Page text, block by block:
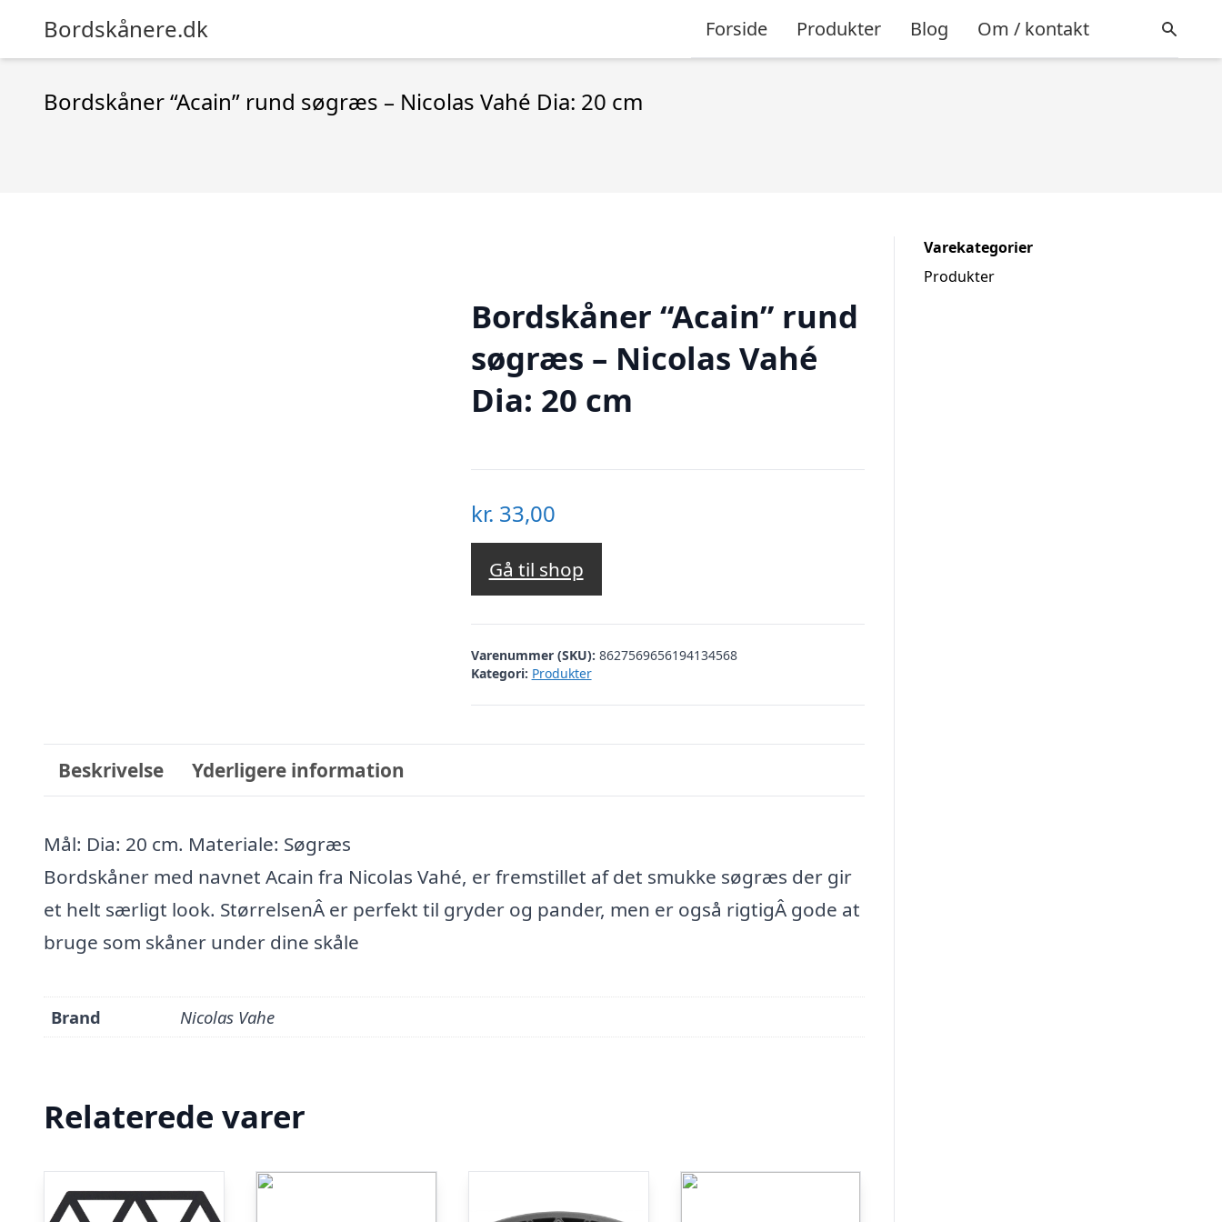
Bordskånere.dk Forside Produkter Blog Om / kontakt
Bordskåner “Acain” rund søgræs – Nicolas Vahé Dia: 20 cm
Bordskåner “Acain” rund
søgræs – Nicolas Vahé
Dia: 20 cm
kr. 33,00
Gå til shop
Varenummer (SKU): 8627569656194134568
Kategori: Produkter
Beskrivelse Yderligere information
Mål: Dia: 20 cm. Materiale: Søgræs
Bordskåner med navnet Acain fra Nicolas Vahé, er fremstillet af det smukke søgræs der gir
et helt særligt look. StørrelsenÂ er perfekt til gryder og pander, men er også rigtigÂ gode at
bruge som skåner under dine skåle
Brand Nicolas Vahe
Relaterede varer
Varekategorier
Produkter